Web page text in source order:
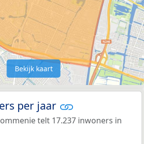
Bekijk kaart
per jaar
telt 17.237 inwoners in